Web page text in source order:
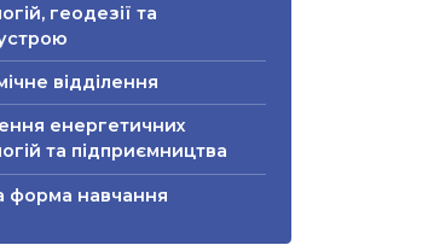
геодезії та
відділення
енергетичних
та підприємництва
форма навчання